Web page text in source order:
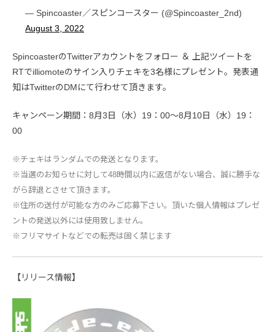
— Spincoaster／スピンコースター (@Spincoaster_2nd)
August 3, 2022
SpincoasterのTwitterアカウントをフォロー ＆ 上記ツイートを
RTでilliomoteのサイン入りチェキを3名様にプレゼント。発表通
知はTwitterのDMにて行わせて頂きます。
キャンペーン期間：8月3日（水）19：00〜8月10日（水）19：
00
※チェキはランダムでの発送となります。
※当選のお知らせに対して48時間以内に返信がない場合、誠に勝手な
がら辞退とさせて頂きます。
※住所の送付が可能な方のみご応募下さい。頂いた個人情報はプレゼ
ントの発送以外には使用致しません。
※フリマサイトなどでの転売は固く禁じます
【リリース情報】